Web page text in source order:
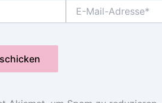
Mail-